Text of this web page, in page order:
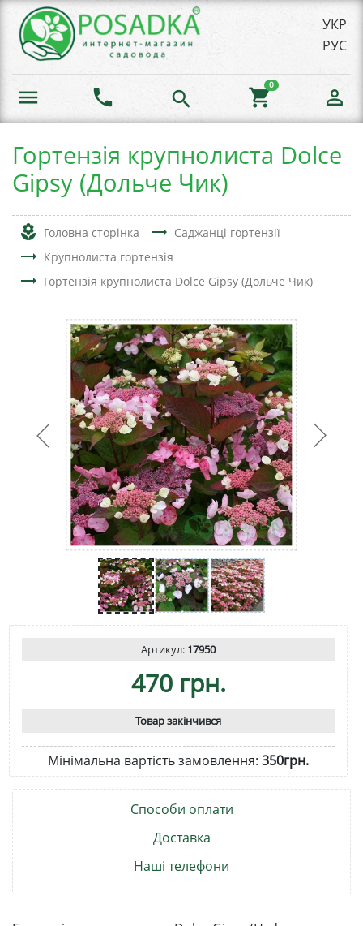
УКР
РУС
menu phone search shopping_cart
0
person_outline
Гортензія крупнолиста Dolce
Gipsy (Дольче Чик)
local_florist Головна сторінка trending_flat Саджанці гортензії
trending_flat Крупнолиста гортензія
trending_flat Гортензія крупнолиста Dolce Gipsy (Дольче Чик)
Артикул: 17950
470 грн.
Товар закінчився
Мінімальна вартість замовлення: 350грн.
Способи оплати
Доставка
Наші телефони